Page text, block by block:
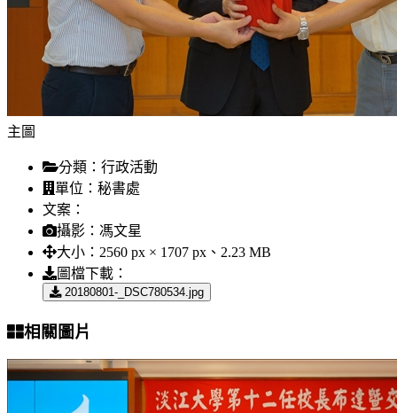
主圖
分類： 行政活動
單位： 秘書處
文案：
攝影： 馮文星
大小： 2560 px × 1707 px、2.23 MB
圖檔下載：
20180801-_DSC780534.jpg
相關圖片